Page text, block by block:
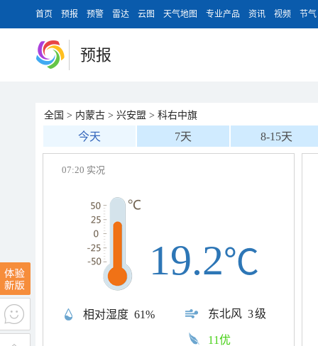
首页 预报 预警 雷达 云图 天气地图 专业产品 资讯 视频 节气
预报
全国 > 内蒙古 > 兴安盟 > 科右中旗
今天 7天 8-15天
07:20 实况
相对湿度 61% 东北风 3级
19.2℃
11优